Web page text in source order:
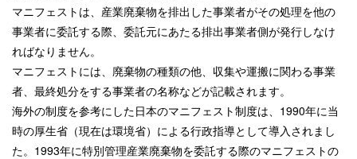
マニフェストは、産業廃棄物を排出した事業者がその処理を他の
事業者に委託する際、委託元にあたる排出事業者側が発行しなけ
ればなりません。
マニフェストには、廃棄物の種類の他、収集や運搬に関わる事業
者、最終処分をする事業者の名称などが記載されます。
海外の制度を参考にした日本のマニフェスト制度は、1990年に当
時の厚生省（現在は環境省）による行政指導として導入されまし
た。1993年に特別管理産業廃棄物を委託する際のマニフェストの